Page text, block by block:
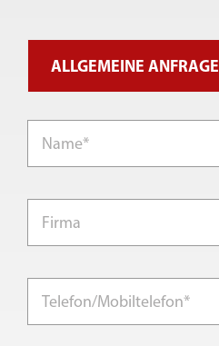
ALLGEMEINE ANFRAGE